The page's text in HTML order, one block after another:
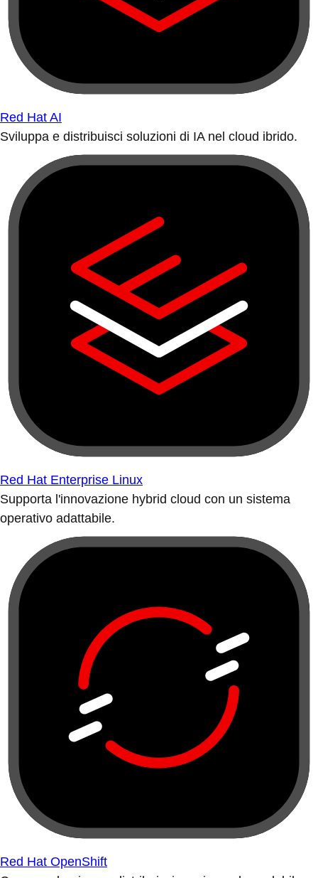
Red Hat AI
Sviluppa e distribuisci soluzioni di IA nel cloud ibrido.
Red Hat Enterprise Linux
Supporta l'innovazione hybrid cloud con un sistema
operativo adattabile.
Red Hat OpenShift